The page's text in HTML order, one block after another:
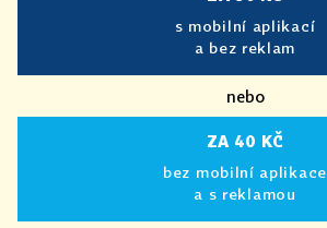
s mobilní aplikací
a bez reklam
nebo
ZA 40 KČ
bez mobilní aplikace
a s reklamou